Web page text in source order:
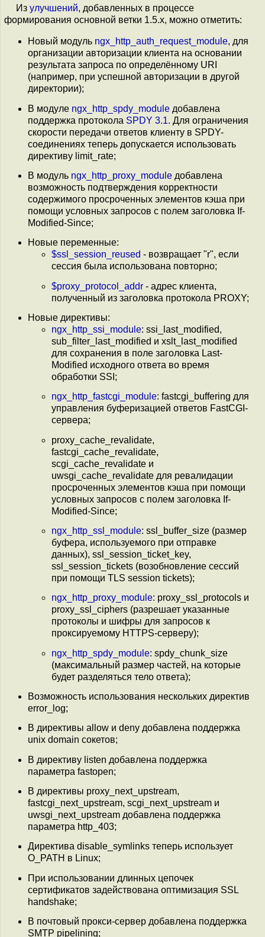
Из улучшений, добавленных в процессе
формирования основной ветки 1.5.x, можно отметить:
Новый модуль ngx_http_auth_request_module, для
организации авторизации клиента на основании
результата запроса по определённому URI
(например, при успешной авторизации в другой
директории);
В модуле ngx_http_spdy_module добавлена
поддержка протокола SPDY 3.1. Для ограничения
скорости передачи ответов клиенту в SPDY-
соединениях теперь допускается использовать
директиву limit_rate;
В модуль ngx_http_proxy_module добавлена
возможность подтверждения корректности
содержимого просроченных элементов кэша при
помощи условных запросов с полем заголовка If-
Modified-Since;
Новые переменные:
$ssl_session_reused - возвращает "r", если
сессия была использована повторно;
$proxy_protocol_addr - адрес клиента,
полученный из заголовка протокола PROXY;
Новые директивы:
ngx_http_ssi_module: ssi_last_modified,
sub_filter_last_modified и xslt_last_modified
для сохранения в поле заголовка Last-
Modified исходного ответа во время
обработки SSI;
ngx_http_fastcgi_module: fastcgi_buffering для
управления буферизацией ответов FastCGI-
сервера;
proxy_cache_revalidate,
fastcgi_cache_revalidate,
scgi_cache_revalidate и
uwsgi_cache_revalidate для ревалидации
просроченных элементов кэша при помощи
условных запросов с полем заголовка If-
Modified-Since;
ngx_http_ssl_module: ssl_buffer_size (размер
буфера, используемого при отправке
данных), ssl_session_ticket_key,
ssl_session_tickets (возобновление сессий
при помощи TLS session tickets);
ngx_http_proxy_module: proxy_ssl_protocols и
proxy_ssl_ciphers (разрешает указанные
протоколы и шифры для запросов к
проксируемому HTTPS-серверу);
ngx_http_spdy_module: spdy_chunk_size
(максимальный размер частей, на которые
будет разделяться тело ответа);
Возможность использования нескольких директив
error_log;
В директивы allow и deny добавлена поддержка
unix domain сокетов;
В директиву listen добавлена поддержка
параметра fastopen;
В директивы proxy_next_upstream,
fastcgi_next_upstream, scgi_next_upstream и
uwsgi_next_upstream добавлена поддержка
параметра http_403;
Директива disable_symlinks теперь использует
O_PATH в Linux;
При использовании длинных цепочек
сертификатов задействована оптимизация SSL
handshake;
В почтовый прокси-сервер добавлена поддержка
SMTP pipelining;